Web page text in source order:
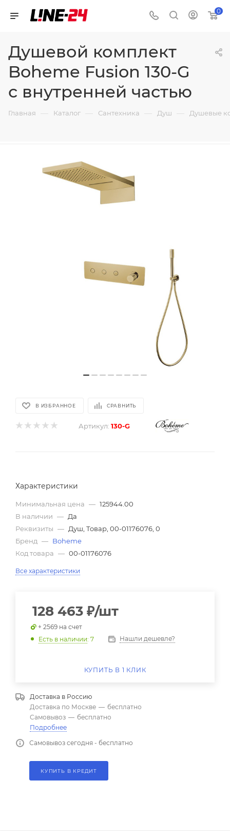
0
Душевой комплект
Boheme Fusion 130-G
с внутренней частью
Главная — Каталог — Сантехника — Душ — Душевые
В ИЗБРАННОЕ СРАВНИТЬ
Артикул: 130-G
Характеристики
Минимальная цена — 125944.00
В наличии — Да
Реквизиты — Душ, Товар, 00-01176076, 0
Бренд — Boheme
Код товара — 00-01176076
Все характеристики
128 463 ₽/шт
+ 2569 на счет
Есть в наличии: 7 Нашли дешевле?
КУПИТЬ В 1 КЛИК
Доставка в Россию
Доставка по Москве — бесплатно
Самовывоз — бесплатно
Подробнее
Самовывоз сегодня - бесплатно
КУПИТЬ В КРЕДИТ